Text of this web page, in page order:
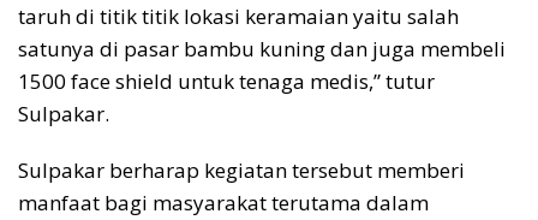
taruh di titik titik lokasi keramaian yaitu salah
satunya di pasar bambu kuning dan juga membeli
1500 face shield untuk tenaga medis,” tutur
Sulpakar.
Sulpakar berharap kegiatan tersebut memberi
manfaat bagi masyarakat terutama dalam